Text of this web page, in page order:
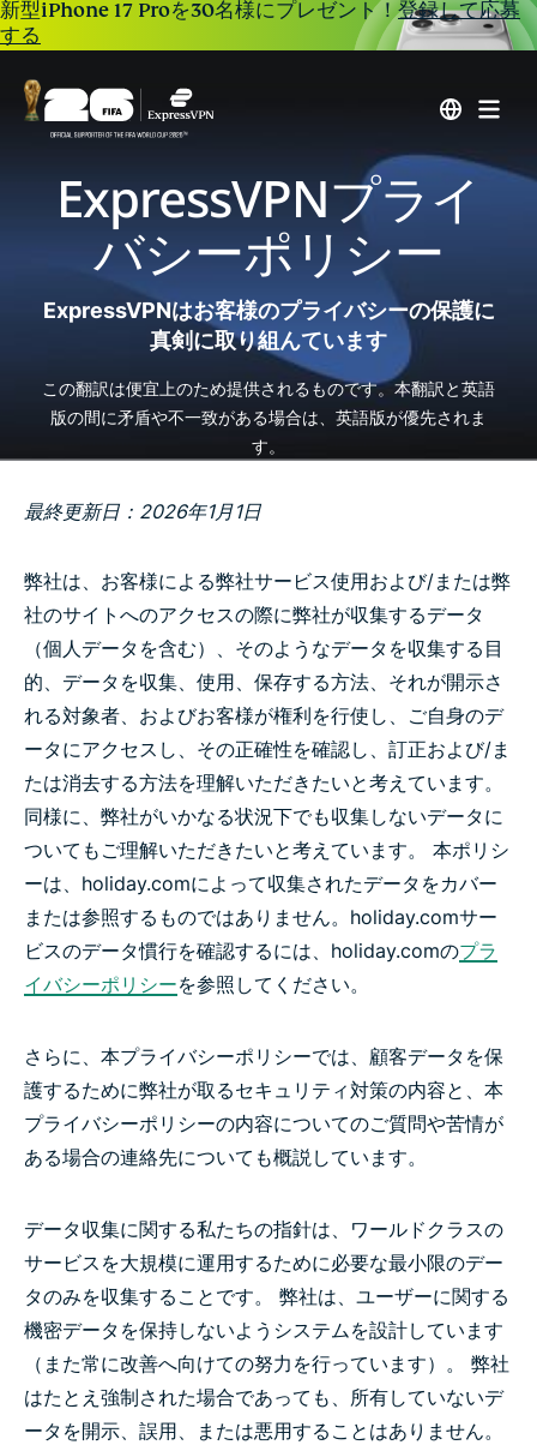
新型iPhone 17 Proを30名様にプレゼント！登録して応募
する
ExpressVPNプライ
バシーポリシー
ExpressVPNはお客様のプライバシーの保護に
真剣に取り組んています
この翻訳は便宜上のため提供されるものです。本翻訳と英語
版の間に矛盾や不一致がある場合は、英語版が優先されま
す。
最終更新日：2026年1月1日
弊社は、お客様による弊社サービス使用および/または弊
社のサイトへのアクセスの際に弊社が収集するデータ
（個人データを含む）、そのようなデータを収集する目
的、データを収集、使用、保存する方法、それが開示さ
れる対象者、およびお客様が権利を行使し、ご自身のデ
ータにアクセスし、その正確性を確認し、訂正および/ま
たは消去する方法を理解いただきたいと考えています。
同様に、弊社がいかなる状況下でも収集しないデータに
ついてもご理解いただきたいと考えています。 本ポリシ
ーは、holiday.comによって収集されたデータをカバー
または参照するものではありません。holiday.comサー
ビスのデータ慣行を確認するには、holiday.comのプラ
イバシーポリシーを参照してください。
さらに、本プライバシーポリシーでは、顧客データを保
護するために弊社が取るセキュリティ対策の内容と、本
プライバシーポリシーの内容についてのご質問や苦情が
ある場合の連絡先についても概説しています。
データ収集に関する私たちの指針は、ワールドクラスの
サービスを大規模に運用するために必要な最小限のデー
タのみを収集することです。 弊社は、ユーザーに関する
機密データを保持しないようシステムを設計しています
（また常に改善へ向けての努力を行っています）。 弊社
はたとえ強制された場合であっても、所有していないデ
ータを開示、誤用、または悪用することはありません。